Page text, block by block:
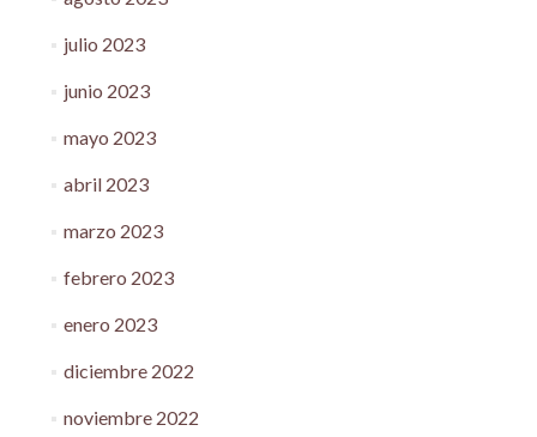
julio 2023
junio 2023
mayo 2023
abril 2023
marzo 2023
febrero 2023
enero 2023
diciembre 2022
noviembre 2022